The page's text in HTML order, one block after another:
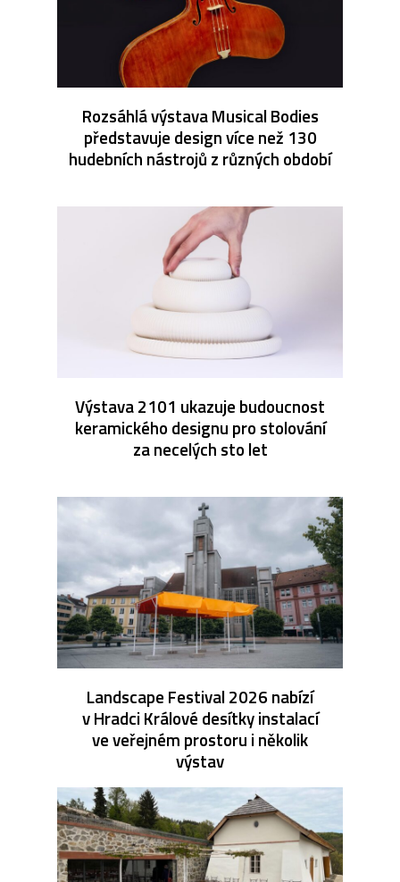
Rozsáhlá výstava Musical Bodies
představuje design více než 130
hudebních nástrojů z různých období
Výstava 2101 ukazuje budoucnost
keramického designu pro stolování
za necelých sto let
Landscape Festival 2026 nabízí
v Hradci Králové desítky instalací
ve veřejném prostoru i několik
výstav